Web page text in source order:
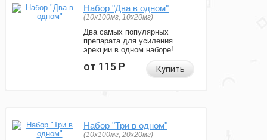
Набор "Два в одном"
(10x100мг, 10x20мг)
Два самых популярных
препарата для усиления
эрекции в одном наборе!
от 115Р Купить
Набор "Три в одном"
(10x100мг, 20x20мг)